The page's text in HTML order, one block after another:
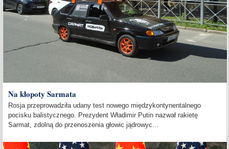
Na kłopoty Sarmata
Rosja przeprowadziła udany test nowego międzykontynentalnego
pocisku balistycznego. Prezydent Władimir Putin nazwał rakietę
Sarmat, zdolną do przenoszenia głowic jądrowyc...